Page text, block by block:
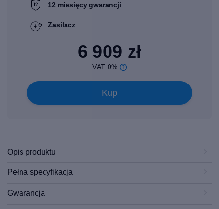
12 miesięcy gwarancji
Zasilacz
6 909 zł
VAT 0%
Kup
Opis produktu
Pełna specyfikacja
Gwarancja